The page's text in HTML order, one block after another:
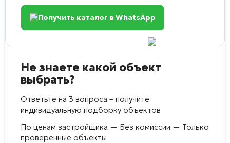
Получить каталог в WhatsApp
Не знаете какой объект
выбрать?
Ответьте на 3 вопроса – получите
индивидуальную подборку объектов
По ценам застройщика — Без комиссии — Только
проверенные объекты